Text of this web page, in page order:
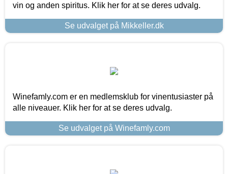
vin og anden spiritus. Klik her for at se deres udvalg.
Se udvalget på Mikkeller.dk
Winefamly.com er en medlemsklub for vinentusiaster på
alle niveauer. Klik her for at se deres udvalg.
Se udvalget på Winefamly.com